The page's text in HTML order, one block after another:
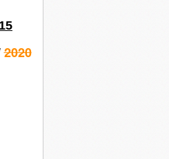
2020